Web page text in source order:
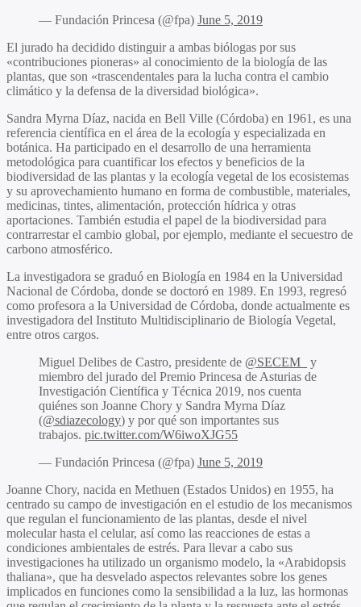
— Fundación Princesa (@fpa) June 5, 2019
El jurado ha decidido distinguir a ambas biólogas por sus
«contribuciones pioneras» al conocimiento de la biología de las
plantas, que son «trascendentales para la lucha contra el cambio
climático y la defensa de la diversidad biológica».
Sandra Myrna Díaz, nacida en Bell Ville (Córdoba) en 1961, es una
referencia científica en el área de la ecología y especializada en
botánica. Ha participado en el desarrollo de una herramienta
metodológica para cuantificar los efectos y beneficios de la
biodiversidad de las plantas y la ecología vegetal de los ecosistemas
y su aprovechamiento humano en forma de combustible, materiales,
medicinas, tintes, alimentación, protección hídrica y otras
aportaciones. También estudia el papel de la biodiversidad para
contrarrestar el cambio global, por ejemplo, mediante el secuestro de
carbono atmosférico.
La investigadora se graduó en Biología en 1984 en la Universidad
Nacional de Córdoba, donde se doctoró en 1989. En 1993, regresó
como profesora a la Universidad de Córdoba, donde actualmente es
investigadora del Instituto Multidisciplinario de Biología Vegetal,
entre otros cargos.
Miguel Delibes de Castro, presidente de @SECEM_
y
miembro del jurado del Premio Princesa de Asturias de
Investigación Científica y Técnica 2019, nos cuenta
quiénes son Joanne Chory y Sandra Myrna Díaz
(@sdiazecology) y por qué son importantes sus
trabajos. pic.twitter.com/W6iwoXJG55
— Fundación Princesa (@fpa) June 5, 2019
Joanne Chory, nacida en Methuen (Estados Unidos) en 1955, ha
centrado su campo de investigación en el estudio de los mecanismos
que regulan el funcionamiento de las plantas, desde el nivel
molecular hasta el celular, así como las reacciones de estas a
condiciones ambientales de estrés. Para llevar a cabo sus
investigaciones ha utilizado un organismo modelo, la «Arabidopsis
thaliana», que ha desvelado aspectos relevantes sobre los genes
implicados en funciones como la sensibilidad a la luz, las hormonas